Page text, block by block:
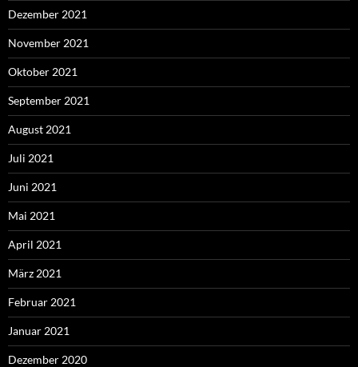
Dezember 2021
November 2021
Oktober 2021
September 2021
August 2021
Juli 2021
Juni 2021
Mai 2021
April 2021
März 2021
Februar 2021
Januar 2021
Dezember 2020